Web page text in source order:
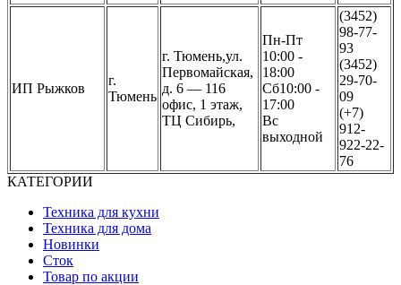
ИП Рыжков
г.
Тюмень
г. Тюмень,ул.
Первомайская,
д. 6 — 116
офис, 1 этаж,
ТЦ Сибирь,
Пн-Пт
10:00 -
18:00
Сб10:00 -
17:00
Вс
выходной
(3452)
98-77-
93
(3452)
29-70-
09
(+7)
912-
922-22-
76
КАТЕГОРИИ
Техника для кухни
Техника для дома
Новинки
Сток
Товар по акции